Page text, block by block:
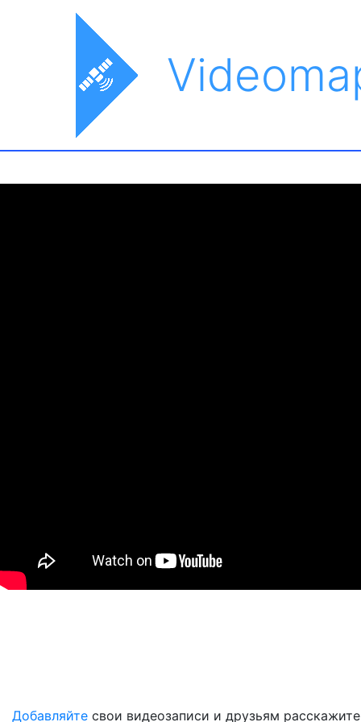
Добавляйте свои видеозаписи и друзьям